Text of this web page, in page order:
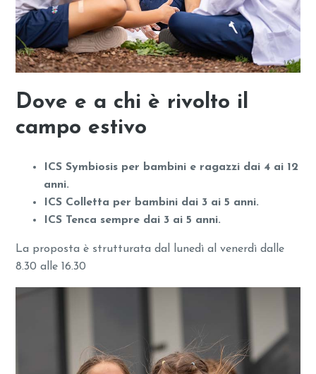
Dove e a chi è rivolto il
campo estivo
ICS Symbiosis per bambini e ragazzi dai 4 ai 12
anni.
ICS Colletta per bambini dai 3 ai 5 anni.
ICS Tenca sempre dai 3 ai 5 anni.
La proposta è strutturata dal lunedì al venerdì dalle
8.30 alle 16.30